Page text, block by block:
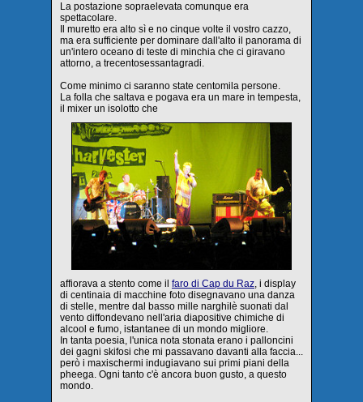
La postazione sopraelevata comunque era
spettacolare.
Il muretto era alto sì e no cinque volte il vostro cazzo,
ma era sufficiente per dominare dall'alto il panorama di
un'intero oceano di teste di minchia che ci giravano
attorno, a trecentosessantagradi.
Come minimo ci saranno state centomila persone.
La folla che saltava e pogava era un mare in tempesta,
il mixer un isolotto che
affiorava a stento come il faro di Cap du Raz, i display
di centinaia di macchine foto disegnavano una danza
di stelle, mentre dal basso mille narghilè suonati dal
vento diffondevano nell'aria diapositive chimiche di
alcool e fumo, istantanee di un mondo migliore.
In tanta poesia, l'unica nota stonata erano i palloncini
dei gagni skifosi che mi passavano davanti alla faccia...
però i maxischermi indugiavano sui primi piani della
pheega. Ogni tanto c'è ancora buon gusto, a questo
mondo.